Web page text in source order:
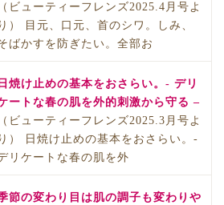
（ビューティーフレンズ2025.4月号よ
り） 目元、口元、首のシワ。しみ、
ばかすを防ぎたい。全部お
日焼け止めの基本をおさらい。- デリ
ートな春の肌を外的刺激から守る –
（ビューティーフレンズ2025.3月号よ
り） 日焼け止めの基本をおさらい。-
リケートな春の肌を外
節の変わり目は肌の調子も変わりや